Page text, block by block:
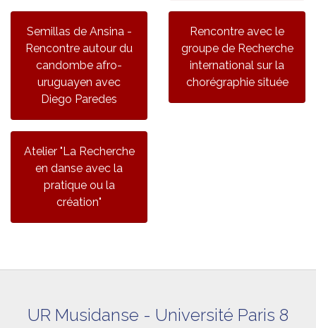
Semillas de Ansina -
Rencontre autour du
candombe afro-
uruguayen avec
Diego Paredes
Rencontre avec le
groupe de Recherche
international sur la
chorégraphie située
Atelier "La Recherche
en danse avec la
pratique ou la
création"
UR Musidanse - Université Paris 8